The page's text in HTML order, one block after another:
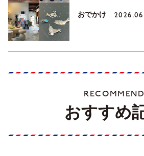
おでかけ
RECOMMEND
おすすめ